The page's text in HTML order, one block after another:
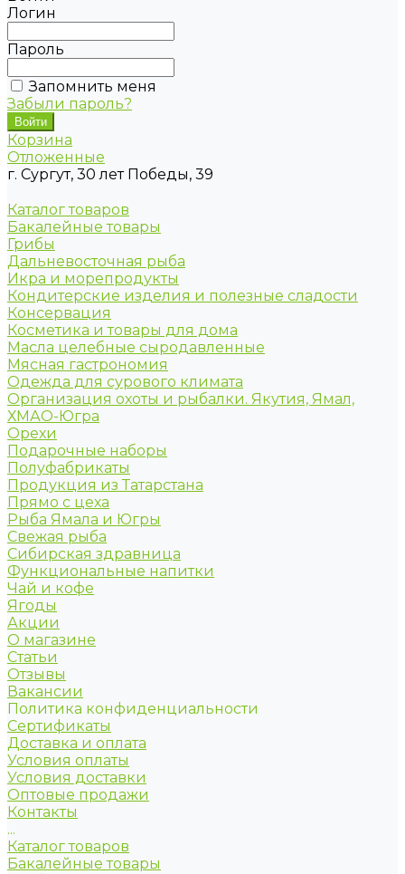
Логин
Пароль
Запомнить меня
Забыли пароль?
Корзина
Отложенные
г. Сургут, 30 лет Победы, 39
Каталог товаров
Бакалейные товары
Грибы
Дальневосточная рыба
Икра и морепродукты
Кондитерские изделия и полезные сладости
Консервация
Косметика и товары для дома
Масла целебные сыродавленные
Мясная гастрономия
Одежда для сурового климата
Организация охоты и рыбалки. Якутия, Ямал,
ХМАО-Югра
Орехи
Подарочные наборы
Полуфабрикаты
Продукция из Татарстана
Прямо с цеха
Рыба Ямала и Югры
Свежая рыба
Сибирская здравница
Функциональные напитки
Чай и кофе
Ягоды
Акции
О магазине
Статьи
Отзывы
Вакансии
Политика конфиденциальности
Сертификаты
Доставка и оплата
Условия оплаты
Условия доставки
Оптовые продажи
Контакты
...
Каталог товаров
Бакалейные товары